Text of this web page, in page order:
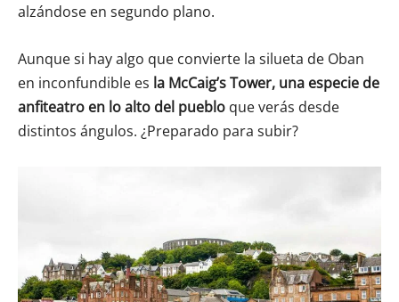
alzándose en segundo plano.
Aunque si hay algo que convierte la silueta de Oban
en inconfundible es la McCaig’s Tower, una especie de
anfiteatro en lo alto del pueblo que verás desde
distintos ángulos. ¿Preparado para subir?